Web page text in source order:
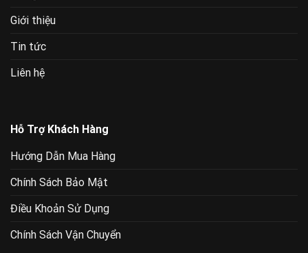
Giới thiệu
Tin tức
Liên hệ
Hỗ Trợ Khách Hàng
Hướng Dẫn Mua Hàng
Chính Sách Bảo Mật
Điều Khoản Sử Dụng
Chính Sách Vận Chuyển